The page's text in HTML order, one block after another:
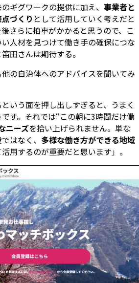
ギグワークの提供に加え、 事業者と
づくり として活用していく考えだと
さらに拍車がかかると思うので、こ
人材を見つけて働き手の確保につな
田さんは期待する。
の自治体へのアドバイスを聞いてみ
という面を押し出しすぎると、うまく
す。それでは“この朝に3時間だけ働
ニーズを拾い上げられません。単な
はなく、 多様な働き方ができる地域
用するのが重要だと思います」。